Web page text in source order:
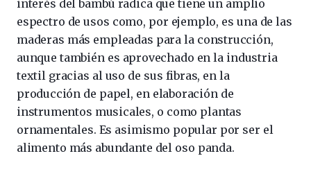
interés del bambú radica que tiene un amplio
espectro de usos como, por ejemplo, es una de las
maderas más empleadas para la construcción,
aunque también es aprovechado en la industria
textil gracias al uso de sus fibras, en la
producción de papel, en elaboración de
instrumentos musicales, o como plantas
ornamentales. Es asimismo popular por ser el
alimento más abundante del oso panda.